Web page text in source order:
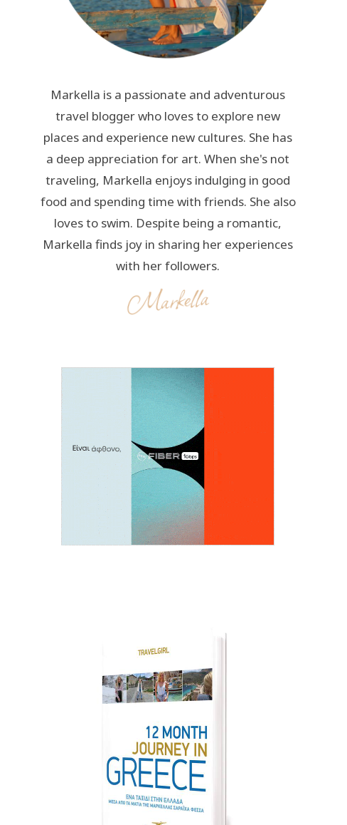
Markella is a passionate and adventurous
travel blogger who loves to explore new
places and experience new cultures. She has
a deep appreciation for art. When she's not
traveling, Markella enjoys indulging in good
food and spending time with friends. She also
loves to swim. Despite being a romantic,
Markella finds joy in sharing her experiences
with her followers.